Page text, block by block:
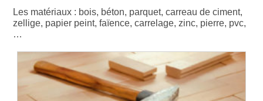
Les matériaux : bois, béton, parquet, carreau de ciment,
zellige, papier peint, faïence, carrelage, zinc, pierre, pvc,
…